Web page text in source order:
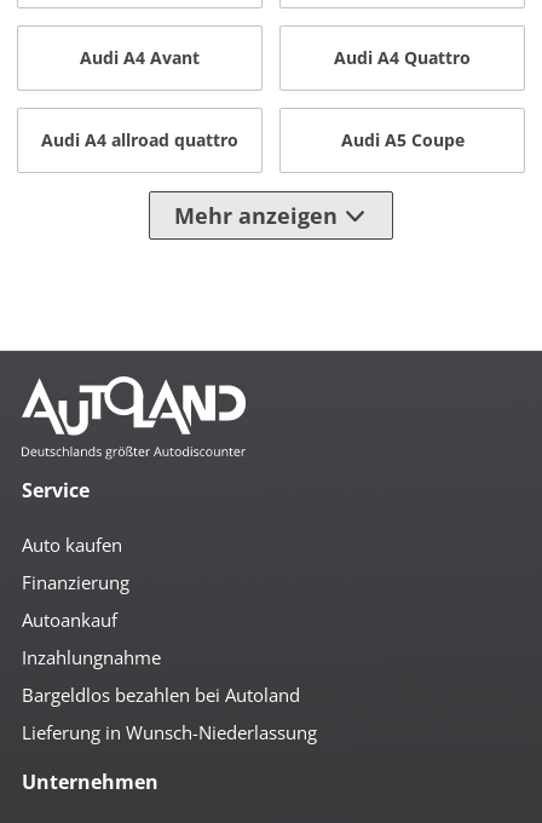
Audi A4 Avant Audi A4 Quattro
Audi A4 allroad quattro Audi A5 Coupe
Mehr anzeigen
Service
Auto kaufen
Finanzierung
Autoankauf
Inzahlungnahme
Bargeldlos bezahlen bei Autoland
Lieferung in Wunsch-Niederlassung
Unternehmen